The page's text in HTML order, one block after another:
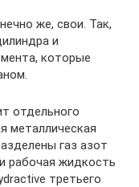
же, свои. Так,
и
которые
отдельного
металлическая
газ азот
рабочая жидкость
третьего